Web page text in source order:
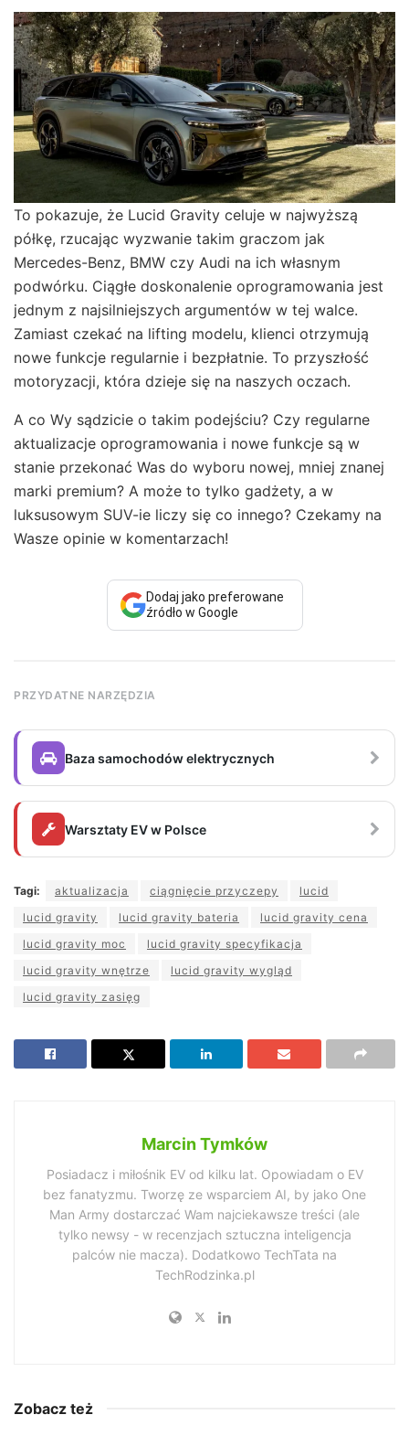
To pokazuje, że Lucid Gravity celuje w najwyższą
półkę, rzucając wyzwanie takim graczom jak
Mercedes-Benz, BMW czy Audi na ich własnym
podwórku. Ciągłe doskonalenie oprogramowania jest
jednym z najsilniejszych argumentów w tej walce.
Zamiast czekać na lifting modelu, klienci otrzymują
nowe funkcje regularnie i bezpłatnie. To przyszłość
motoryzacji, która dzieje się na naszych oczach.
A co Wy sądzicie o takim podejściu? Czy regularne
aktualizacje oprogramowania i nowe funkcje są w
stanie przekonać Was do wyboru nowej, mniej znanej
marki premium? A może to tylko gadżety, a w
luksusowym SUV-ie liczy się co innego? Czekamy na
Wasze opinie w komentarzach!
Dodaj jako preferowane
źródło w Google
PRZYDATNE NARZĘDZIA
Baza samochodów elektrycznych
Warsztaty EV w Polsce
Tagi: aktualizacja ciągnięcie przyczepy
lucid
lucid gravity
lucid gravity bateria
lucid gravity cena
lucid gravity moc
lucid gravity specyfikacja
lucid gravity wnętrze
lucid gravity wygląd
lucid gravity zasięg
Marcin Tymków
Posiadacz i miłośnik EV od kilku lat. Opowiadam o EV
bez fanatyzmu. Tworzę ze wsparciem AI, by jako One
Man Army dostarczać Wam najciekawsze treści (ale
tylko newsy - w recenzjach sztuczna inteligencja
palców nie macza). Dodatkowo TechTata na
TechRodzinka.pl
Zobacz też